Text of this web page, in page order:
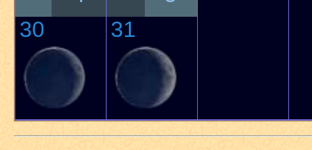
30
31